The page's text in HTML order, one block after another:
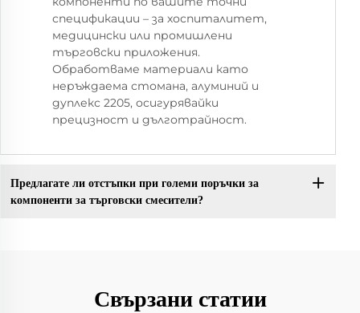
спецификации – за хоспиталитет,
медицински или промишлени
търговски приложения.
Обработваме материали като
неръждаема стомана, алуминий и
дуплекс 2205, осигурявайки
прецизност и дълготрайност.
Предлагате ли отстъпки при големи поръчки за
компоненти за търговски смесители?
Свързани статии